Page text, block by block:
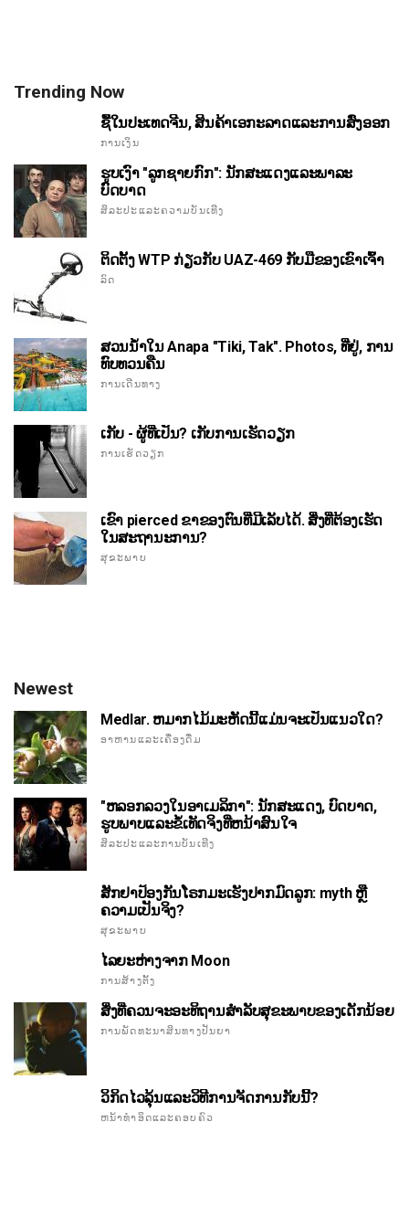
Trending Now
ຊື້ໃນປະເທດຈີນ, ສິນຄ້າເອກະລາດແລະການສົ່ງອອກ
ການເງິນ
ຮູບເງົາ "ລູກຊາຍກົກ": ນັກສະແດງແລະພາລະ
ບົດບາດ
ສິລະປະແລະຄວາມບັນເທີງ
ຕິດຕັ້ງ WTP ກ່ຽວກັບ UAZ-469 ກັບມືຂອງເຂົາເຈົ້າ
ລົດ
ສວນນ້ໍາໃນ Anapa "Tiki, Tak". Photos, ທີ່ຢູ່, ການ
ທົບທວນຄືນ
ການເດີນທາງ
ເກັບ - ຜູ້ທີ່ເປັນ? ເກັບການເຮັດວຽກ
ການເຮັດວຽກ
ເຂົາ pierced ຂາຂອງຕົນທີ່ມີເລັບໄດ້. ສິ່ງທີ່ຕ້ອງເຮັດ
ໃນສະຖານະການ?
ສຸຂະພາບ
Newest
Medlar. ຫມາກໄມ້ມະຫັດນີ້ແມ່ນຈະເປັນແນວໃດ?
ອາຫານແລະເຄື່ອງດື່ມ
"ຫລອກລວງໃນອາເມລິກາ": ນັກສະແດງ, ບົດບາດ,
ຮູບພາບແລະຂໍ້ເທັດຈິງທີ່ຫນ້າສົນໃຈ
ສິລະປະແລະການບັນເທີງ
ສັກຢາປ້ອງກັນໂຣກມະເຮັງປາກມົດລູກ: myth ຫຼື
ຄວາມເປັນຈິງ?
ສຸຂະພາບ
ໄລຍະຫ່າງຈາກ Moon
ການສ້າງຕັ້ງ
ສິ່ງທີ່ຄວນຈະອະທິຖານສໍາລັບສຸຂະພາບຂອງເດັກນ້ອຍ
ການພັດທະນາສິນທາງປັນຍາ
ວິກິດໄວລຸ້ນແລະວິທີການຈັດການກັບນີ້?
ຫນ້າທໍາອິດແລະຄອບຄົວ